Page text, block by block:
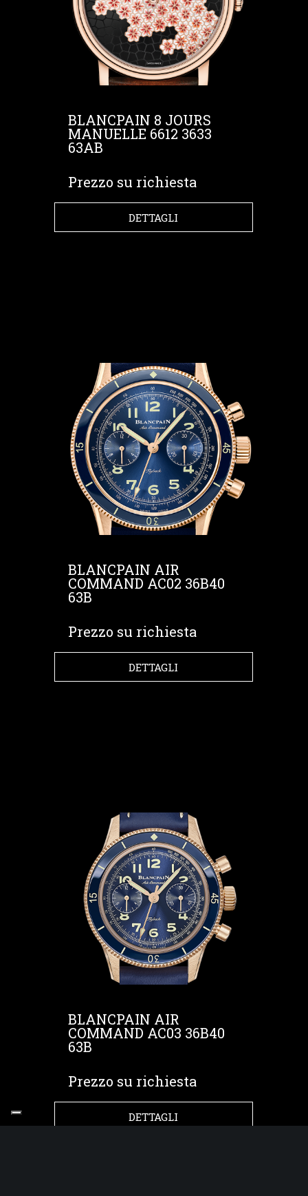
BLANCPAIN 8 JOURS
MANUELLE 6612 3633
63AB
Prezzo su richiesta
DETTAGLI
BLANCPAIN AIR
COMMAND AC02 36B40
63B
Prezzo su richiesta
DETTAGLI
BLANCPAIN AIR
COMMAND AC03 36B40
63B
Prezzo su richiesta
DETTAGLI